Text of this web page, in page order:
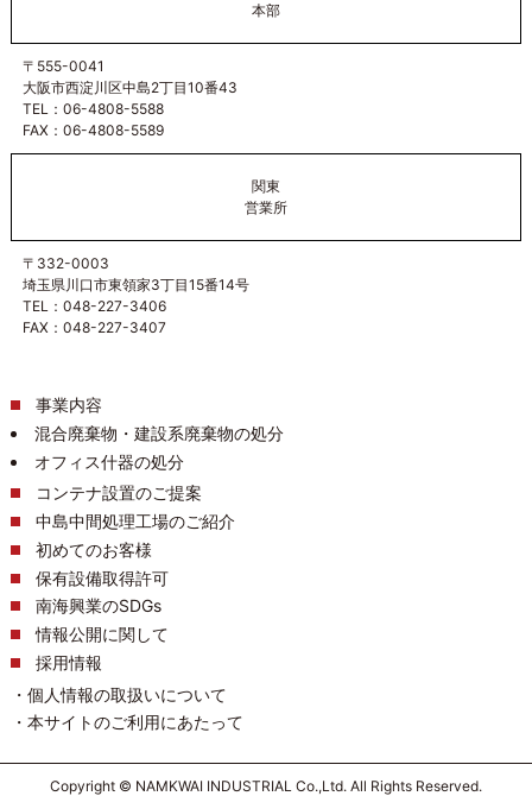
本部
〒555-0041
大阪市西淀川区中島2丁目10番43
TEL：06-4808-5588
FAX：06-4808-5589
関東
営業所
〒332-0003
埼玉県川口市東領家3丁目15番14号
TEL：048-227-3406
FAX：048-227-3407
事業内容
混合廃棄物・建設系廃棄物の処分
オフィス什器の処分
コンテナ設置のご提案
中島中間処理工場のご紹介
初めてのお客様
保有設備取得許可
南海興業のSDGs
情報公開に関して
採用情報
個人情報の取扱いについて
本サイトのご利用にあたって
Copyright © NAMKWAI INDUSTRIAL Co.,Ltd. All Rights Reserved.